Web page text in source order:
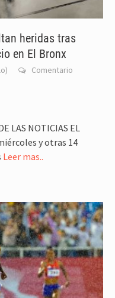
heridas tras
en El Bronx
Comentario
LAS NOTICIAS EL
y otras 14
Leer mas..